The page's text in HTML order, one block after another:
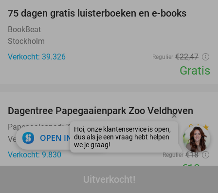
Uitverkocht!
75 dagen gratis luisterboeken en e-books
BookBeat
Stockholm
Verkocht: 39.326
Regulier €22,47
Gratis
26%
Dagentree Papegaaienpark Zoo Veldhoven
Papegaaienpark Zoo Veldhoven 9.4star
Veldhoven
Verkocht: 9.830
Regulier €18
€13,25
OPEN IN APP close